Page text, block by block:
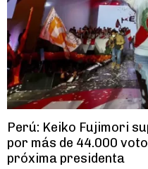
Perú: Keiko Fujimori
por más de 44.000
próxima presidenta